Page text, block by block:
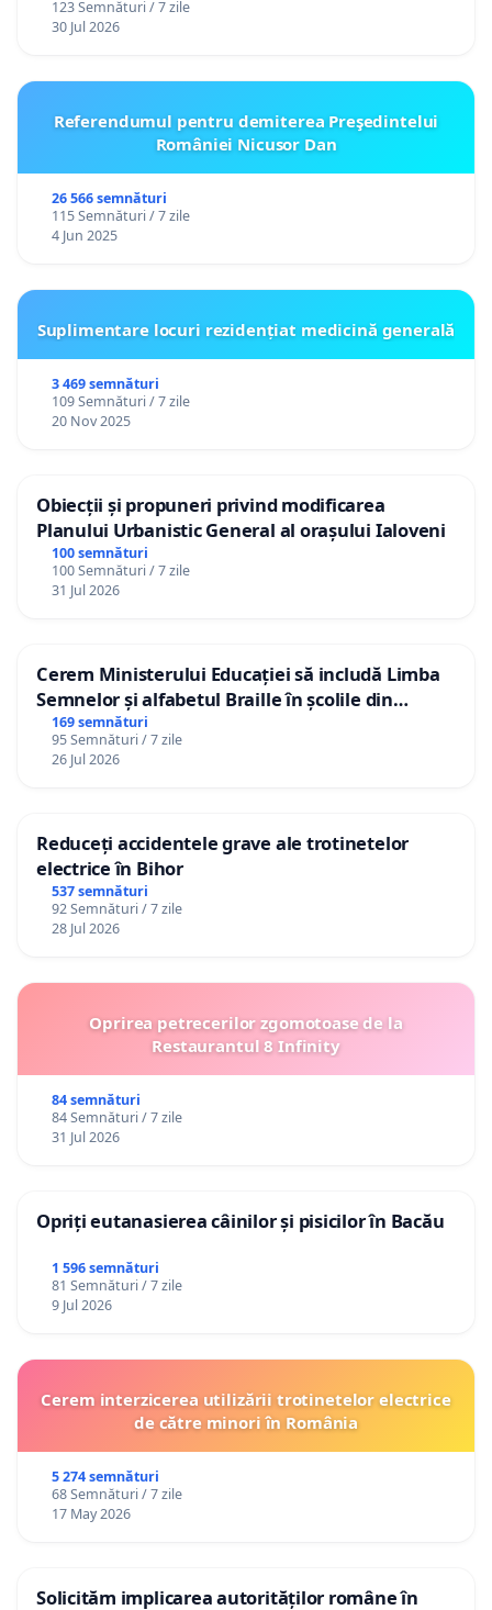
123 Semnături / 7 zile
30 Jul 2026
Referendumul pentru demiterea Preşedintelui
României Nicusor Dan
26 566 semnături
115 Semnături / 7 zile
4 Jun 2025
Suplimentare locuri rezidențiat medicină generală
3 469 semnături
109 Semnături / 7 zile
20 Nov 2025
Obiecții și propuneri privind modificarea
Planului Urbanistic General al orașului Ialoveni
100 semnături
100 Semnături / 7 zile
31 Jul 2026
Cerem Ministerului Educației să includă Limba
Semnelor și alfabetul Braille în școlile din
Republica Moldova!
169 semnături
95 Semnături / 7 zile
26 Jul 2026
Reduceți accidentele grave ale trotinetelor
electrice în Bihor
537 semnături
92 Semnături / 7 zile
28 Jul 2026
Oprirea petrecerilor zgomotoase de la
Restaurantul 8 Infinity
84 semnături
84 Semnături / 7 zile
31 Jul 2026
Opriți eutanasierea câinilor și pisicilor în Bacău
1 596 semnături
81 Semnături / 7 zile
9 Jul 2026
Cerem interzicerea utilizării trotinetelor electrice
de către minori în România
5 274 semnături
68 Semnături / 7 zile
17 May 2026
Solicităm implicarea autorităților române în